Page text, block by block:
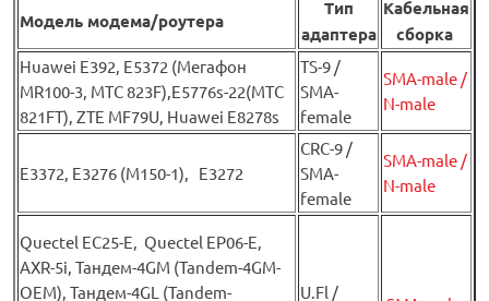
Модель модема/роутера
Тип
адаптера
Кабельная
сборка
Huawei Е392, E5372 (Мегафон
MR100-3, МТС 823F),E5776s-22(МТС
821FT), ZTE MF79U, Huawei E8278s
TS-9 /
SMA-
female
SMA-male /
N-male
E3372, E3276 (М150-1), E3272
CRC-9 /
SMA-
female
SMA-male /
N-male
Quectel EC25-E, Quectel EP06-E,
AXR-5i, Тандем-4GM (Tandem-4GM-
OEM), Тандем-4GL (Tandem-
U.Fl /